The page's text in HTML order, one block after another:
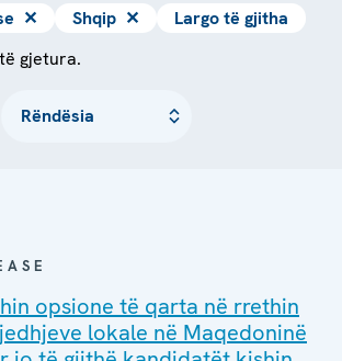
✕ Shqip ✕
Largo të gjitha
gjetura.
opsione të qarta në rrethin
lokale në Maqedoninë